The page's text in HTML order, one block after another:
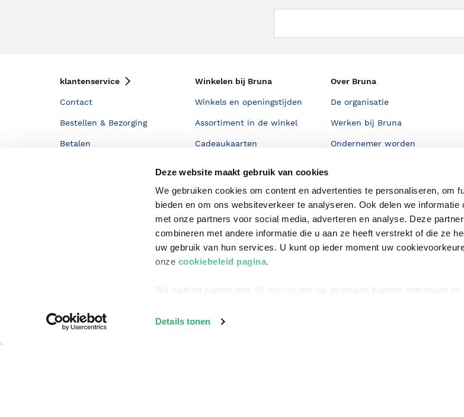
Deze website maakt gebruik van cookies
We gebruiken cookies om content en advertenties te personaliseren, om
bieden en om ons websiteverkeer te analyseren. Ook delen we
met onze partners voor social media, adverteren en analyse. Deze
combineren met andere informatie die u aan ze heeft verstrekt of die ze
uw gebruik van hun services. U kunt op ieder moment uw
onze cookiebeleid pagina.
We werken samen met 42 derden die uw gegevens kunnen ontvangen en
Details tonen
klantenservice
Contact
Bestellen & Bezorging
Betalen
Zakelijk boeken bestellen
Winkelen bij Bruna
Winkels en openingstijden
Assortiment in de winkel
Cadeaukaarten
ING Servicepunten
Over Bruna
De organisatie
Werken bij Bruna
Ondernemer worden
Blog
Discriminerende boeken